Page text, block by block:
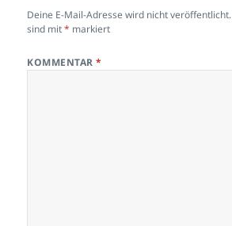
Deine E-Mail-Adresse wird nicht veröffentlicht.
sind mit* markiert
KOMMENTAR*